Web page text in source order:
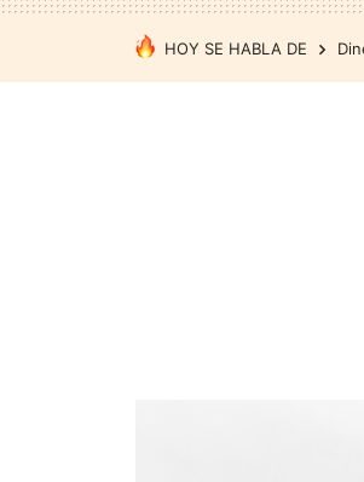
HOY SE HABLA DE